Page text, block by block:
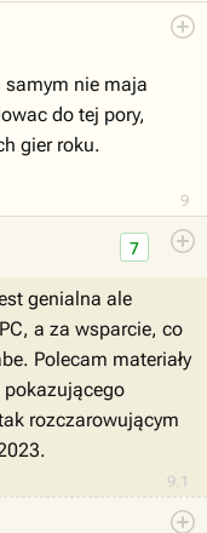
9
samym nie maja
do tej pory,
gier roku.
9.1
7
genialna ale
a za wsparcie, co
Polecam materiały
pokazującego
rozczarowującym